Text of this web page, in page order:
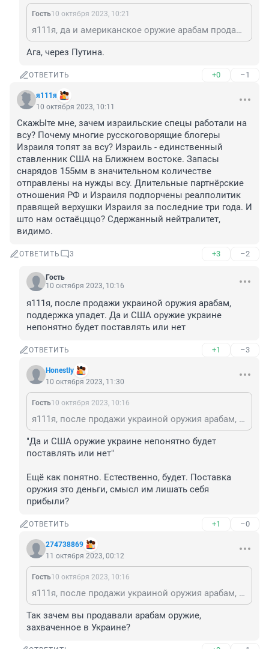
Гость10 октября 2023, 10:21
я111я, да и американское оружие арабам продала украина
Ага, через Путина.
ОТВЕТИТЬ +0 –1
я111я
10 октября 2023, 10:11
СкажЫте мне, зачем израильские спецы работали на
всу? Почему многие русскоговорящие блогеры
Израиля топят за всу? Израиль - единственный
ставленник США на Ближнем востоке. Запасы
снарядов 155мм в значительном количестве
отправлены на нужды всу. Длительные партнёрские
отношения РФ и Израиля подпорчены реалполитик
правящей верхушки Израиля за последние три года. И
што нам остаёцццо? Сдержанный нейтралитет,
видимо.
ОТВЕТИТЬ 3 +3 –2
Гость
10 октября 2023, 10:16
я111я, после продажи украиной оружия арабам,
поддержка упадет. Да и США оружие украине
непонятно будет поставлять или нет
ОТВЕТИТЬ +1 –3
Honestly
10 октября 2023, 11:30
Гость10 октября 2023, 10:16
я111я, после продажи украиной оружия арабам, поддержка упадет. Да и США оружие украине непонятно будет поставлять или нет
"Да и США оружие украине непонятно будет
поставлять или нет"
Ещё как понятно. Естественно, будет. Поставка
оружия это деньги, смысл им лишать себя
прибыли?
ОТВЕТИТЬ +1 –0
274738869
11 октября 2023, 00:12
Гость10 октября 2023, 10:16
я111я, после продажи украиной оружия арабам, поддержка упадет. Да и США оружие украине непонятно будет поставлять или нет
Так зачем вы продавали арабам оружие,
захваченное в Украине?